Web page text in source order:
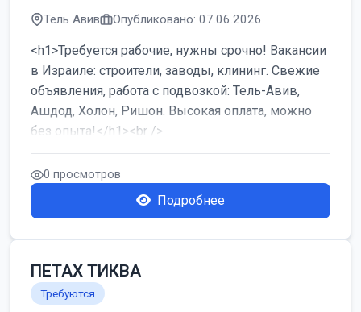
Тель Авив Опубликовано: 07.06.2026
<h1>Требуется рабочие, нужны срочно! Вакансии
в Израиле: строители, заводы, клининг. Свежие
объявления, работа с подвозкой: Тель-Авив,
Ашдод, Холон, Ришон. Высокая оплата, можно
без опыта!</h1><br />
...
0 просмотров
Подробнее
ПЕТАХ ТИКВА
Требуются